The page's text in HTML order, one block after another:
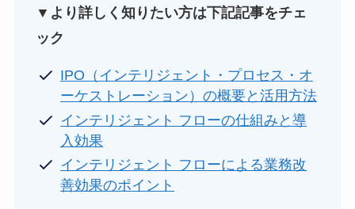
▼より詳しく知りたい方は下記記事をチェ
ック
IPO（インテリジェント・プロセス・オ
ーケストレーション）の概要と活用方法
インテリジェント フローの仕組みと導
入効果
インテリジェント フローによる業務改
善効果のポイント